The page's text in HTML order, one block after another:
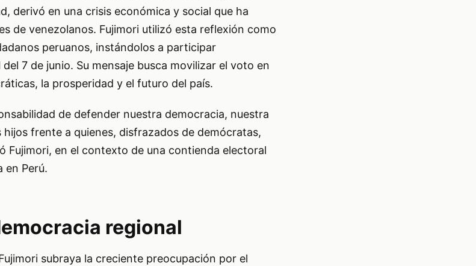
derivó en una crisis económica y social que ha
de venezolanos. Fujimori utilizó esta reflexión como
peruanos, instándolos a participar
7 de junio. Su mensaje busca movilizar el voto en
la prosperidad y el futuro del país.
de defender nuestra democracia, nuestra
frente a quienes, disfrazados de demócratas,
Fujimori, en el contexto de una contienda electoral
en Perú.
regional
subraya la creciente preocupación por el